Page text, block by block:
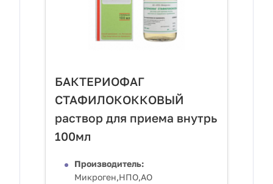
БАКТЕРИОФАГ
СТАФИЛОКОККОВЫЙ
раствор для приема внутрь
100мл
Производитель:
Микроген,НПО,АО